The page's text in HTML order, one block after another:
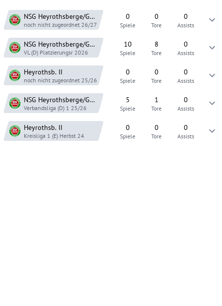
NSG Heyrothsberge/Gerwisch
noch nicht zugeordnet 26/27
0
Spiele
0
Tore
0
Assists
NSG Heyrothsberge/Gerwisch
VL (D) Platzierungsr 2026
10
Spiele
8
Tore
0
Assists
Heyrothsb. II
noch nicht zugeordnet 25/26
0
Spiele
0
Tore
0
Assists
NSG Heyrothsberge/Gerwisch
Verbandsliga (D) 1 25/26
5
Spiele
1
Tore
0
Assists
Heyrothsb. II
Kreisliga 1 (E) Herbst 24
0
Spiele
0
Tore
0
Assists